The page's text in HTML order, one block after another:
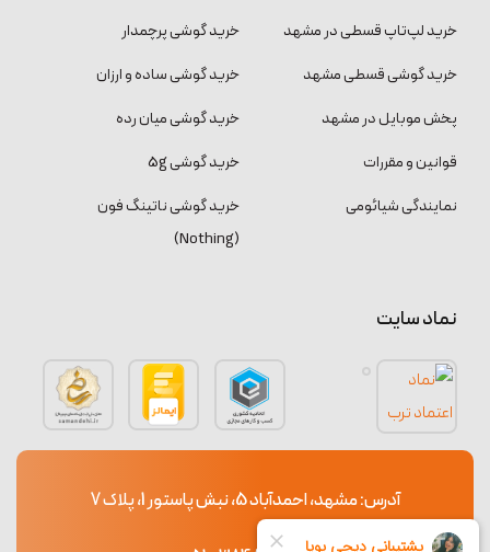
خرید لپ‌تاپ قسطی در مشهد
خرید گوشی قسطی مشهد
پخش موبایل در مشهد
قوانین و مقررات
نمایندگی شیائومی
خرید گوشی پرچمدار
خرید گوشی ساده و ارزان
خرید گوشی میان رده
خرید گوشی 5g
خرید گوشی ناتینگ فون
(Nothing)
نماد سایت
آدرس: مشهد، احمدآباد 5، نبش پاستور 1، پلاک 7